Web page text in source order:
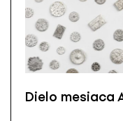
Dielo mesiaca